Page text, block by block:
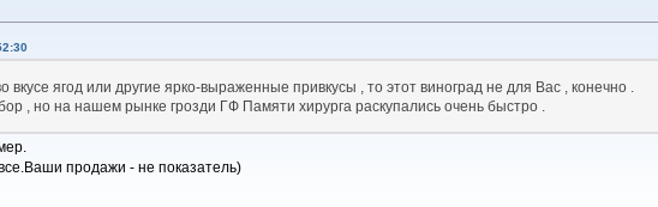
ягод или другие ярко-выраженные привкусы , то этот виноград не для Вас , конечно .
, но на нашем рынке грозди ГФ Памяти хирурга раскупались очень быстро .
продажи - не показатель)